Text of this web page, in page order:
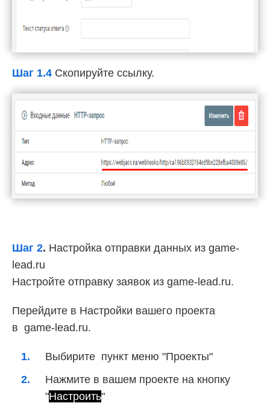
Шаг 1.4 Скопируйте ссылку.
Шаг 2. Настройка отправки данных из game-
lead.ru
Настройте отправку заявок из game-lead.ru.
Перейдите в Настройки вашего проекта
в game-lead.ru.
Выбирите пункт меню "Проекты"
Нажмите в вашем проекте на кнопку
"Настроить"